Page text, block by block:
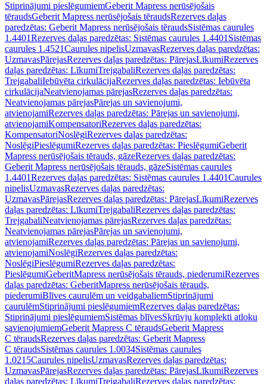
Stiprinājumi pieslēgumiemGeberit Mapress nerūsējošais
tēraudsGeberit Mapress nerūsējošais tēraudsRezerves daļas
paredzētas: Geberit Mapress nerūsējošais tēraudsSistēmas caurules
1.4401Rezerves daļas paredzētas: Sistēmas caurules 1.4401 Sistēmas
caurules 1.4521Caurules nipelisUzmavasRezerves daļas paredzētas:
UzmavasPārejasRezerves daļas paredzētas: PārejasLīkumiRezerves
daļas paredzētas: LīkumiTrejgabaliRezerves daļas paredzētas:
TrejgabaliIebūvēta cirkulācijaRezerves daļas paredzētas: Iebūvēta
cirkulācijaNeatvienojamas pārejasRezerves daļas paredzētas:
Neatvienojamas pārejasPārejas un savienojumi,
atvienojamiRezerves daļas paredzētas: Pārejas un savienojumi,
atvienojamiKompensatoriRezerves daļas paredzētas:
KompensatoriNoslēgiRezerves daļas paredzētas:
NoslēgiPieslēgumiRezerves daļas paredzētas: PieslēgumiGeberit
Mapress nerūsējošais tērauds, gāzeRezerves daļas paredzētas:
Geberit Mapress nerūsējošais tērauds, gāzeSistēmas caurules
1.4401Rezerves daļas paredzētas: Sistēmas caurules 1.4401Caurules
nipelisUzmavasRezerves daļas paredzētas:
UzmavasPārejasRezerves daļas paredzētas: PārejasLīkumiRezerves
daļas paredzētas: LīkumiTrejgabaliRezerves daļas paredzētas:
TrejgabaliNeatvienojamas pārejasRezerves daļas paredzētas:
Neatvienojamas pārejasPārejas un savienojumi,
atvienojamiRezerves daļas paredzētas: Pārejas un savienojumi,
atvienojamiNoslēgiRezerves daļas paredzētas:
NoslēgiPieslēgumiRezerves daļas paredzētas:
PieslēgumiGeberitMapress nerūsējošais tērauds, piederumiRezerves
daļas paredzētas: GeberitMapress nerūsējošais tērauds,
piederumiBlīves caurulēm un veidgabaliemStiprinājumi
caurulēmStiprinājumi pieslēgumiemRezerves daļas paredzētas:
Stiprinājumi pieslēgumiemSistēmas blīvesSkrūvju komplekti atloku
savienojumiemGeberit Mapress C tēraudsGeberit Mapress
C tēraudsRezerves daļas paredzētas: Geberit Mapress
C tēraudsSistēmas caurules 1.0034Sistēmas caurules
1.0215Caurules nipelisUzmavasRezerves daļas paredzētas:
UzmavasPārejasRezerves daļas paredzētas: PārejasLīkumiRezerves
daļas paredzētas: LīkumiTrejgabaliRezerves daļas paredzētas: